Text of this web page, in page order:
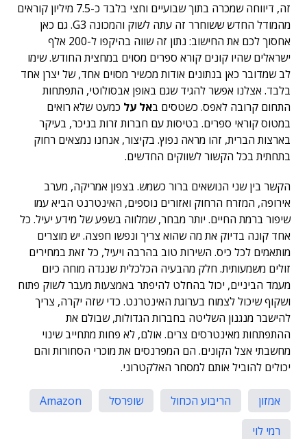
זה, דיווחה שמכרה בתוך שבועיים וחצי בלבד כ-7.5 מיליון קוראים
מהמודל החדש ששוחרר זה עתה לשוק והמכונה G3. גם כאן
אחסוך לכם את החישוב: נתון זה שווה בהיקפו ל-200 אלף
ישראלים שהיו קונים קורא ספרים מסוים במחצית החודש. שימו
לב שמדובר כאן בנתונים אודות מכשיר מסוים אחד, של יצרן אחד
בלבד. אצלנו אפשר להגיד שגם באופן אבסולוטי, התפתחות
התחום קרובה לאפס. כשטסים באל על כמעט שלא רואים
במטוס קוראי ספרים. בטיסות עם חברות זרות בניכר, בעיקר
בארצות הברית, זהו מראה נפוץ. בקיצור, אנחנו נמצאים רחוק
בתחתית בכל הקשור לשווקים החדשים.
הקשר בין שני הנושאים ברור כשמש. בצפון אמריקה, מערב
אירופה, המזרח הרחוק ואזורים נוספים, האינטרנט הביא עמו
שיפור ברמת החיים. יותר מבחר, שמלווה בשפע של מידע יעיל. כל
אחד קונה בדיוק את מה שהוא צריך ונפשו חפצה. יש מוצרים
מותאמים לכל כיס. השירות טוב בהרבה ויעיל, כל זאת במחירים
זולים משמעותית. חלק מהבעיה הכלכלית שנגדה מוחה כיום
מעמד הביניים, יכול בהחלט להיפתר באמצעות מעבר לשוק פתוח
ושקוף שיכול לצמוח בערוגת האינטרנט. כדי שזה יקרה, צריך
להישבר מנגנון השליטה בחברות הגדולות, שבולם את
ההתפתחות מאינטרסים צרים. אולם, לא פחות מתחייב שינוי
מחשבתי אצל הקונים. הם המפרנסים את מוכרי הסחורות והם
יכולים להוביל אותם למסחר האלקטרוני.
אמזון הריבוע הכחול שופרסל
Amazon
רמי לוי